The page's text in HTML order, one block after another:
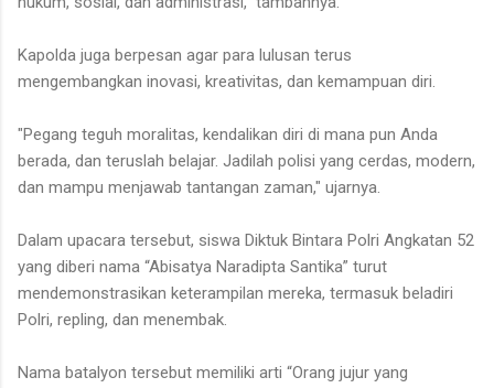
Kapolda juga berpesan agar para lulusan terus
mengembangkan inovasi, kreativitas, dan kemampuan diri.
"Pegang teguh moralitas, kendalikan diri di mana pun Anda
berada, dan teruslah belajar. Jadilah polisi yang cerdas, modern,
dan mampu menjawab tantangan zaman," ujarnya.
Dalam upacara tersebut, siswa Diktuk Bintara Polri Angkatan 52
yang diberi nama “Abisatya Naradipta Santika” turut
mendemonstrasikan keterampilan mereka, termasuk beladiri
Polri, repling, dan menembak.
Nama batalyon tersebut memiliki arti “Orang jujur yang